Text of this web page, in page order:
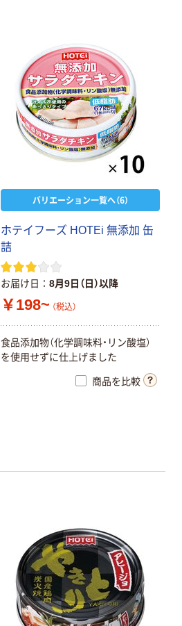
バリエーション一覧へ（6）
ホテイフーズ HOTEi 無添加 缶
詰
お届け日 8月9日（日）以降
￥198~ （税込）
食品添加物（化学調味料・リン酸塩）
を使用せずに仕上げました
商品を比較